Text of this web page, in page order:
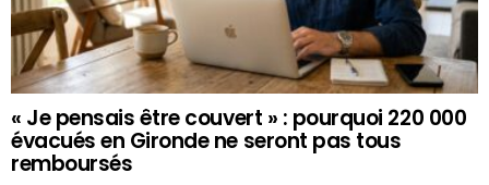
« Je pensais être couvert » : pourquoi 220 000
évacués en Gironde ne seront pas tous
remboursés